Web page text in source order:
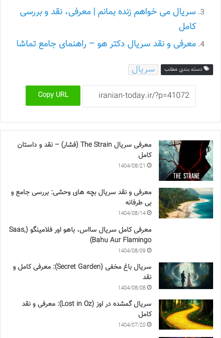
سریال می خواهم زنده بمانم | معرفی، نقد و بررسی
کامل
معرفی و نقد سریال دکتر هو – راهنمای جامع تماشا
دسته بندی مطلب سریال
Copy URL
معرفی سریال The Strain (فشار) – نقد و داستان
کامل
1404/08/21
معرفی و نقد سریال بچه های وحشی: بررسی جامع و
بی طرفانه
1404/08/14
معرفی کامل سریال سااس، باهو اور فلامینگو (Saas,
Bahu Aur Flamingo)
1404/08/09
سریال باغ مخفی (Secret Garden): معرفی کامل و
نقد
1404/08/08
سریال گمشده در اوز (Lost in Oz): معرفی و نقد
کامل
1404/07/20